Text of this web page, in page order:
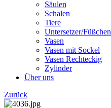
Säulen
Schalen
Tiere
Untersetzer/Füßchen
Vasen
Vasen mit Sockel
Vasen Rechteckig
Zylinder
Über uns
Zurück